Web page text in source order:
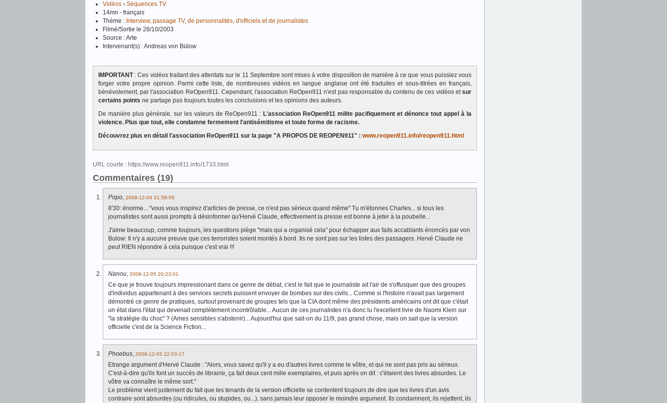
Vidéos › Séquences TV
14mn - français
Thème : Interview, passage TV, de personnalités, d'officiels et de journalistes
Filmé/Sortie le 28/10/2003
Source : Arte
Intervenant(s) : Andreas von Bülow
IMPORTANT: Ces vidéos traitant des attentats sur le 11 Septembre sont mises à votre disposition de manière à ce que vous puissiez vous
forger votre propre opinion. Parmi cette liste, de nombreuses vidéos en langue anglaise ont été traduites et sous-titrées en français,
bénévolement, par l'association ReOpen911. Cependant, l'association ReOpen911 n'est pas responsable du contenu de ces vidéos etsur
certains points ne partage pas toujours toutes les conclusions et les opinions des auteurs.
De manière plus générale, sur les valeurs de ReOpen911 : L'association ReOpen911 milite pacifiquement et dénonce tout appel à la
violence. Plus que tout, elle condamne fermement l'antisémitisme et toute forme de racisme.
Découvrez plus en détail l'association ReOpen911 sur la page "A PROPOS DE REOPEN911" : www.reopen911.info/reopen911.html
URL courte : https://www.reopen911.info/1733.html
Commentaires (19)
Popo, 2008-12-04 21:58:05
8'30: énorme... "vous vous inspirez d'articles de presse, ce n'est pas sérieux quand même" Tu m'étonnes Charles... si tous les
journalistes sont aussi prompts à désinformer qu'Hervé Claude, effectivement la presse est bonne à jeter à la poubelle...
J'aime beaucoup, comme toujours, les questions piège "mais qui a organisé cela" pour échapper aux faits accablants énoncés par von
Bulow: Il n'y a aucune preuve que ces terroristes soient montés à bord. Ils ne sont pas sur les listes des passagers. Hervé Claude ne
peut RIEN répondre à cela puisque c'est vrai !!!
Nanou, 2008-12-05 20:23:01
Ce que je trouve toujours impressionant dans ce genre de débat, c'est le fait que le journaliste ait l'air de s'offusquer que des groupes
d'individus appartenant à des services secrets puissent envoyer de bombes sur des civils... Comme si l'histoire n'avait pas largement
démontré ce genre de pratiques, surtout provenant de groupes tels que la CIA dont même des présidents américains ont dit que c'était
un état dans l'état qui devenait complètement incontrôlable... Aucun de ces journalistes n'a donc lu l'excellent livre de Naomi Klein sur
"la stratégie du choc" ? (Ames sensibles s'abstenir)... Aujourd'hui que sait-on du 11/9, pas grand chose, mais on sait que la version
officielle c'est de la Science Fiction...
Phoebus, 2008-12-05 22:03:17
Etrange argument d'Hervé Claude : "Alors, vous savez qu'il y a eu d'autres livres comme le vôtre, et qui ne sont pas pris au sérieux.
C'est-à-dire qu'ils font un succès de librairie, ça fait deux cent mille exemplaires, et puis après on dit : c'étaient des livres absurdes. Le
vôtre va connaître le même sort."
Le problème vient justement du fait que les tenants de la version officielle se contentent toujours de dire que les livres d'un avis
contraire sont absurdes (ou ridicules, ou stupides, ou...), sans jamais leur opposer le moindre argument. Ils condamnent, ils rejettent, ils